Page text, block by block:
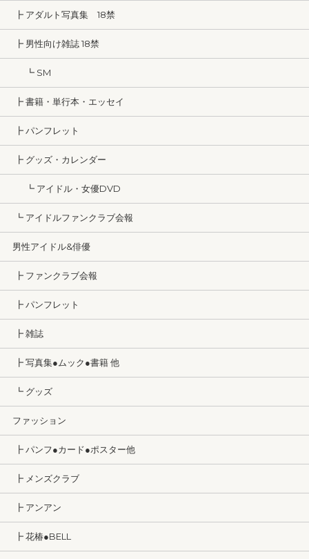
┣ アダルト写真集 18禁
┣ 男性向け雑誌 18禁
┗ SM
┣ 書籍・単行本・エッセイ
┣ パンフレット
┣ グッズ・カレンダー
┗ アイドル・女優DVD
┗ アイドルファンクラブ会報
男性アイドル&俳優
┣ ファンクラブ会報
┣ パンフレット
┣ 雑誌
┣ 写真集●ムック●書籍 他
┗ グッズ
ファッション
┣ パンフ●カード●ポスター他
┣ メンズクラブ
┣ アンアン
┣ 花椿●BELL